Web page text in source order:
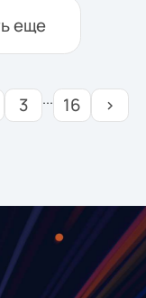
еще
3 ... 16 ›